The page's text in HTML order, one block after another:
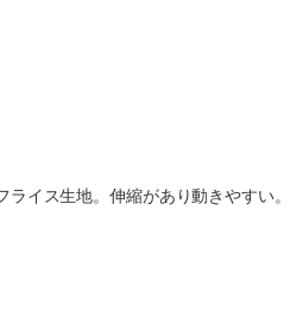
ライス生地。伸縮があり動きやすい